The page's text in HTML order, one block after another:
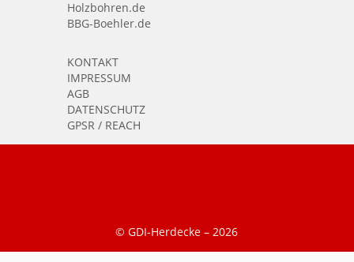
Holzbohren.de
BBG-Boehler.de
KONTAKT
IMPRESSUM
AGB
DATENSCHUTZ
GPSR / REACH
© GDI-Herdecke – 2026